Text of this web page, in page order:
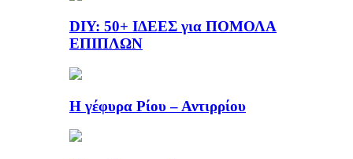
DIY: 50+ ΙΔΕΕΣ για ΠΟΜΟΛΑ
ΕΠΙΠΛΩΝ
Η γέφυρα Ρίου – Αντιρρίου